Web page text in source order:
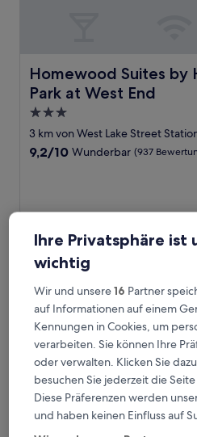
Homewood Suites by
Park at West End
Homewood Suites by Hilton
3.0-
Sterne-
Unterkunft
3 km von West Lake Street
9.2
(937
9,2/10 Wunderbar (937
AC Hotel by Marriott
AC Hotel by Marriott
Ihre Privatsphäre ist
wichtig
Wir und unsere16 Partner
auf Informationen auf einem
Kennungen in Cookies, um
verarbeiten. Sie können Ihre
oder verwalten. Klicken Sie
besuchen Sie jederzeit die
Diese Präferenzen werden
und haben keinen Einfluss auf